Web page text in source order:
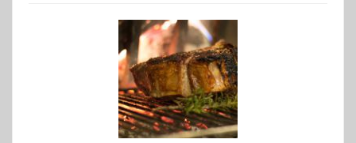
–
die
Gelegenheit,
neue
Reiseziele
zu
entdecken